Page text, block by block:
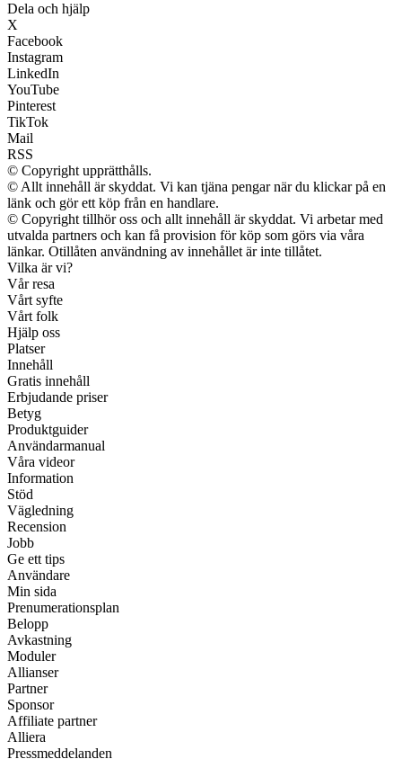
Dela och hjälp
X
Facebook
Instagram
LinkedIn
YouTube
Pinterest
TikTok
Mail
RSS
© Copyright upprätthålls.
© Allt innehåll är skyddat. Vi kan tjäna pengar när du klickar på en
länk och gör ett köp från en handlare.
© Copyright tillhör oss och allt innehåll är skyddat. Vi arbetar med
utvalda partners och kan få provision för köp som görs via våra
länkar. Otillåten användning av innehållet är inte tillåtet.
Vilka är vi?
Vår resa
Vårt syfte
Vårt folk
Hjälp oss
Platser
Innehåll
Gratis innehåll
Erbjudande priser
Betyg
Produktguider
Användarmanual
Våra videor
Information
Stöd
Vägledning
Recension
Jobb
Ge ett tips
Användare
Min sida
Prenumerationsplan
Belopp
Avkastning
Moduler
Allianser
Partner
Sponsor
Affiliate partner
Alliera
Pressmeddelanden